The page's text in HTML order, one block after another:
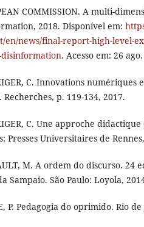
COMMISSION. A multi-
2018. Disponível em:
en/news/final-report-high-level-
. Acesso em: 26
C. Innovations numériques
Recherches, p. 119-134, 2017.
C. Une approche
Presses Universitaires de
M. A ordem do discurso. 24
Sampaio. São Paulo: Loyola,
P. Pedagogia do oprimido. Rio